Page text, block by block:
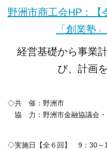
野洲市商工会HP：【
「創業塾
経営基礎から事業
び、計画
◇共 催：野洲市
協 力：野洲市金融協議会・
◇実施日【全６回】 9：30～